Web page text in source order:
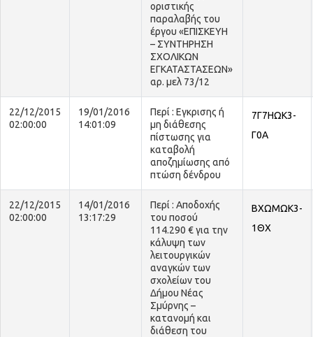
οριστικής
παραλαβής του
έργου «ΕΠΙΣΚΕΥΗ
– ΣΥΝΤΗΡΗΣΗ
ΣΧΟΛΙΚΩΝ
ΕΓΚΑΤΑΣΤΑΣΕΩΝ»
αρ. μελ 73/12
22/12/2015
02:00:00
19/01/2016
14:01:09
Περί : Εγκρισης ή
μη διάθεσης
πίστωσης για
καταβολή
αποζημίωσης από
πτώση δένδρου
7Γ7ΗΩΚ3-
Γ0Α
22/12/2015
02:00:00
14/01/2016
13:17:29
Περί : Αποδοχής
του ποσού
114.290 € για την
κάλυψη των
λειτουργικών
αναγκών των
σχολείων του
Δήμου Νέας
Σμύρνης –
κατανομή και
διάθεση του
ΒΧΩΜΩΚ3-
1ΘΧ